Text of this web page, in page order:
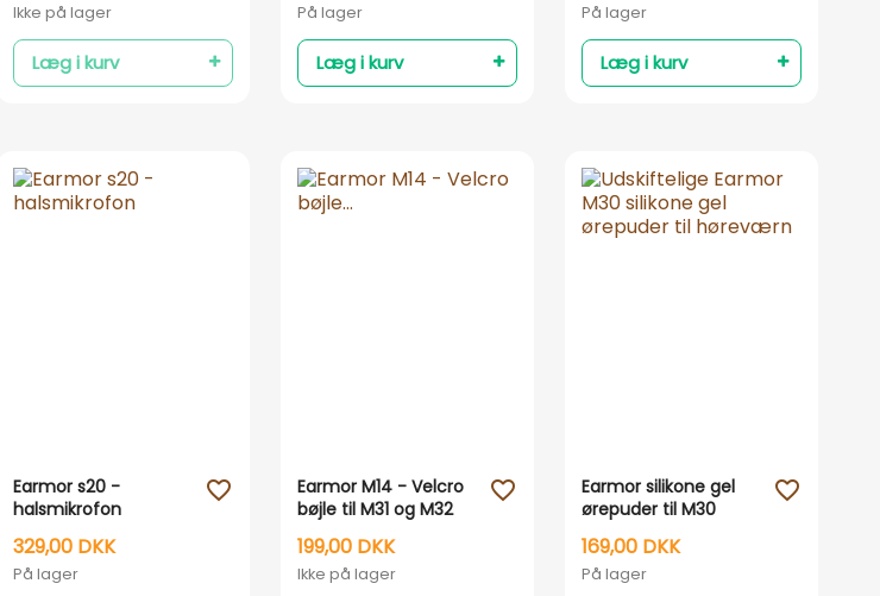
Ikke på lager
Læg i kurv
På lager
Læg i kurv
På lager
Læg i kurv
Earmor s20 -
halsmikrofon
329,00 DKK
På lager
favorite_outline
Earmor M14 - Velcro
bøjle til M31 og M32
høreværn
199,00 DKK
Ikke på lager
favorite_outline
Earmor silikone gel
ørepuder til M30
høreværn
169,00 DKK
På lager
favorite_outline